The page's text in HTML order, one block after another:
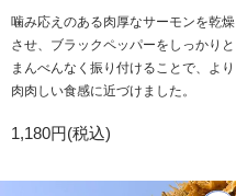
噛み応えのある肉厚なサーモンを乾燥
させ、ブラックペッパーをしっかりと
まんべんなく振り付けることで、より
肉肉しい食感に近づけました。
1,180円(税込)